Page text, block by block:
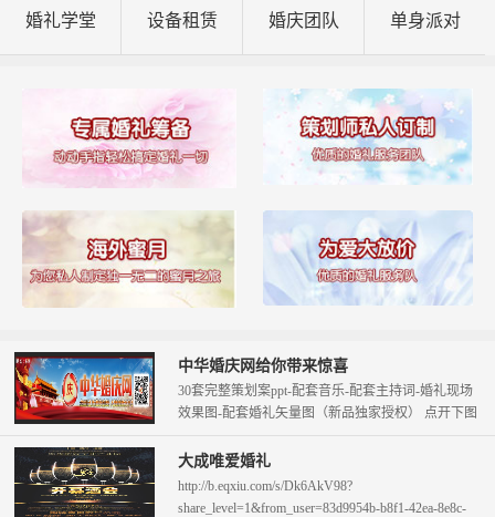
婚礼学堂 设备租赁 婚庆团队 单身派对
中华婚庆网给你带来惊喜
30套完整策划案ppt-配套音乐-配套主持词-婚礼现场
效果图-配套婚礼矢量图（新品独家授权） 点开下图
大成唯爱婚礼
http://b.eqxiu.com/s/Dk6AkV98?
share_level=1&from_user=83d9954b-b8f1-42ea-8e8c-